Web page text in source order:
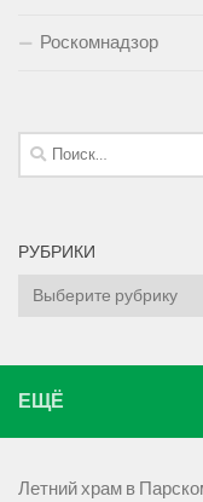
Роскомнадзор
Найти:
РУБРИКИ
Рубрики
ЕЩЁ
Летний храм в